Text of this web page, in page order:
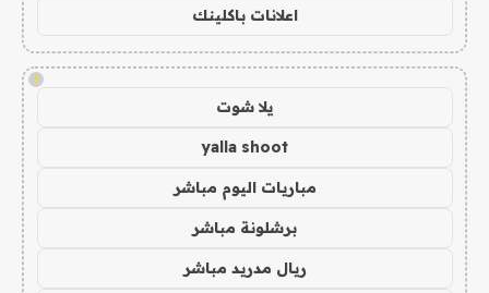
اعلانات باكلينك
!
يلا شوت
yalla shoot
مباريات اليوم مباشر
برشلونة مباشر
ريال مدريد مباشر